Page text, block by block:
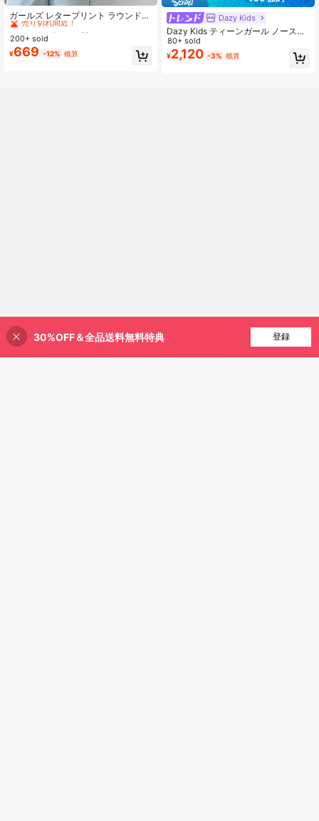
ガールズ レタープリント ラウンドネ
ック ノースリーブTシャツ
売り切れ間近！
#1 ベストセラー
売り切れ間近！
#1 ベストセラー
売り切れ間近！
#1 ベストセラー
に 新しい ティーンガールズTシャツ
200+ sold
¥669 -12% 概算
Dazy Kids
Dazy Kids ティーンガール ノースリ
ーブ小花柄ドレス、夏のサンドレス
バケーション
80+ sold
¥2,120 -3% 概算
42% 割引！
30%OFF＆全品送料無料特典 登録